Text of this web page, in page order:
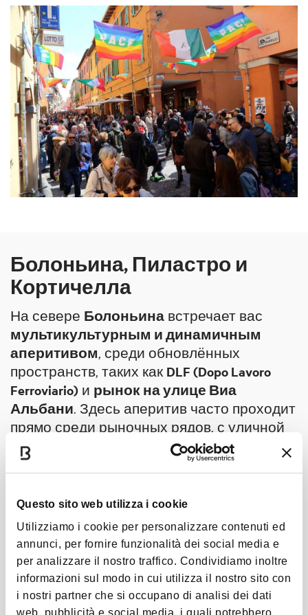
Questo sito web utilizza i cookie
Utilizziamo i cookie per personalizzare contenuti ed
annunci, per fornire funzionalità dei social media e
per analizzare il nostro traffico. Condividiamo inoltre
informazioni sul modo in cui utilizza il nostro sito con
i nostri partner che si occupano di analisi dei dati
web, pubblicità e social media, i quali potrebbero
Болоньина, Пиластро и
Кортичелла
На севере Болоньина встречает вас
мультикультурным и динамичным
аперитивом, среди обновлённых
пространств, таких как DLF (Dopo Lavoro
Ferroviario) и рынок на улице Виа
Альбани. Здесь аперитив часто проходит
прямо среди рыночных рядов, с уличной
едой, бокалами вина и неформальными
столиками, в окружении объектов
стрит-
городскую галерею под открытым небом.
Донато, где общественная жизнь
становится студенческой и оживлённой
вплоть до Пиластро, где аперитив по-
соседски становитсяподлинным и без
прикрас опытом. Дальше, в сторону